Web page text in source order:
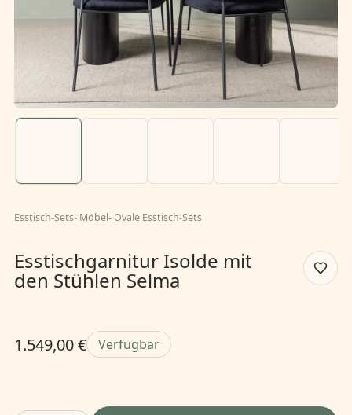
Esstisch-Sets- Möbel-Ovale Esstisch-Sets
Esstischgarnitur Isolde mit
den Stühlen Selma
1.549,00 € Verfügbar